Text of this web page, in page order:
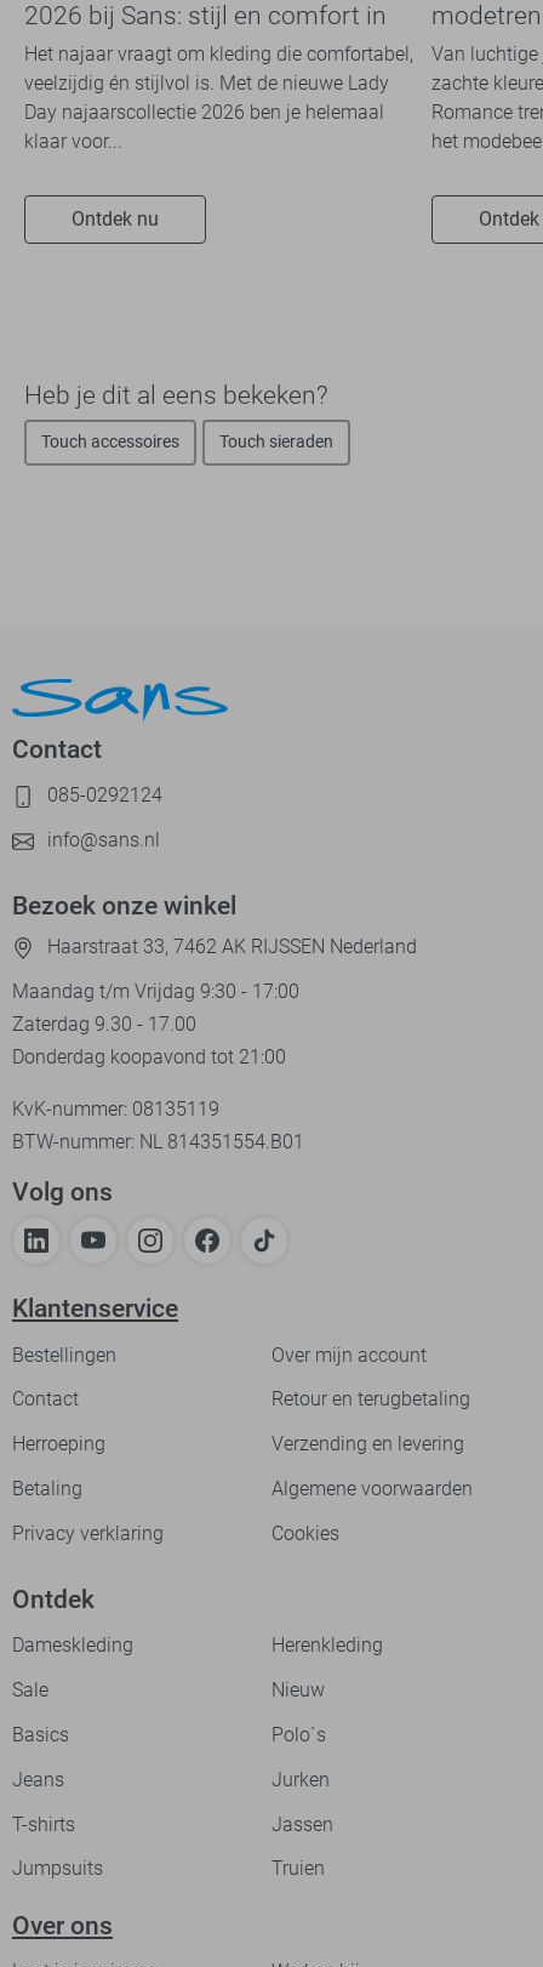
2026 bij Sans: stijl en comfort in
travelkwaliteit
Het najaar vraagt om kleding die comfortabel,
veelzijdig én stijlvol is. Met de nieuwe Lady
Day najaarscollectie 2026 ben je helemaal
klaar voor...
Ontdek nu
overal
Van luchtige
zachte
Romance
het
Heb je dit al eens bekeken?
Touch accessoires Touch sieraden
Contact
085-0292124
info@sans.nl
Bezoek onze winkel
Haarstraat 33, 7462 AK RIJSSEN Nederland
Maandag t/m Vrijdag 9:30 - 17:00
Zaterdag 9.30 - 17.00
Donderdag koopavond tot 21:00
KvK-nummer: 08135119
BTW-nummer: NL 814351554.B01
Volg ons
Klantenservice
Bestellingen
Over mijn account
Contact
Retour en terugbetaling
Herroeping
Verzending en levering
Betaling
Algemene voorwaarden
Privacy verklaring
Cookies
Ontdek
Dameskleding
Herenkleding
Sale
Nieuw
Basics
Polo`s
Jeans
Jurken
T-shirts
Jassen
Jumpsuits
Truien
Over ons